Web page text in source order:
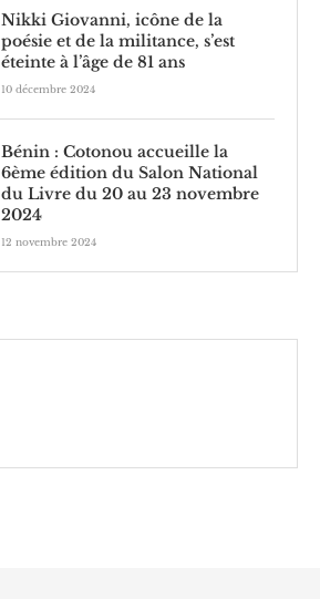
Nikki Giovanni, icône de la
poésie et de la militance, s’est
éteinte à l’âge de 81 ans
10 décembre 2024
Bénin : Cotonou accueille la
6ème édition du Salon National
du Livre du 20 au 23 novembre
2024
12 novembre 2024